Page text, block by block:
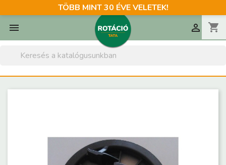
TÖBB MINT 30 ÉVE VELETEK!
 shopping_cart
